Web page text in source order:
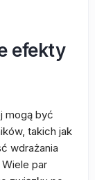
efekty
mogą być
takich jak
wdrażania
par